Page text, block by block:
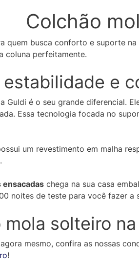
Colchão
quem busca conforto e suporte
coluna perfeitamente.
e
Guldi é o seu grande diferencial.
Essa tecnologia focada no
um revestimento em malha
chega na sua casa
noites de teste para você fazer a
solteiro
mesmo, confira as nossas
!